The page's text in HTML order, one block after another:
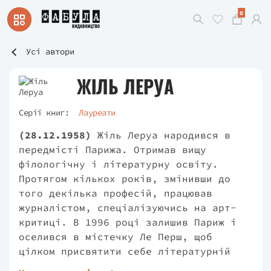
0
Усі автори
ЖІЛЬ ЛЕРУА
Серії книг: Лауреати
(28.12.1958)
Жіль Леруа народився в
передмісті Парижа. Отримав вищу
філологічну і літературну освіту.
Протягом кількох років, змінивши до
того декілька професій, працював
журналістом, спеціалізуючись на арт-
критиці. В 1996 році залишив Париж і
оселився в містечку Ле Перш, щоб
цілком присвятити себе літературній